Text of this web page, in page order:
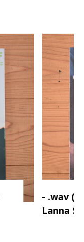
- .wav
Lanna